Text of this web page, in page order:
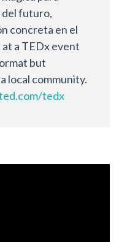
del futuro,
concreta en el
a TEDx event
but
local community.
tedx